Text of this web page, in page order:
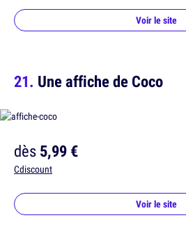
Voir le site
Une affiche de Coco
dès5,99 €
Cdiscount
Voir le site